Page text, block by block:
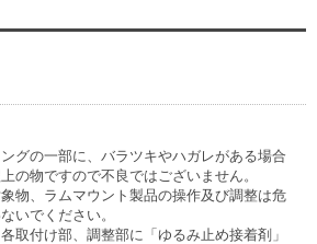
グの一部に、バラツキやハガレがある場合
の物ですので不良ではございません。
物、ラムマウント製品の操作及び調整は危
いでください。
取付け部、調整部に「ゆるみ止め接着剤」